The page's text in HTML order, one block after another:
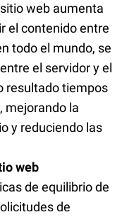
web aumenta
el contenido entre
todo el mundo, se
el servidor y el
resultado tiempos
mejorando la
y reduciendo las
web
de equilibrio de
de